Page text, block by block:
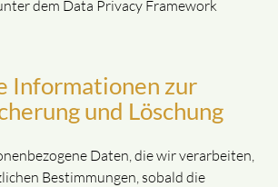
dem Data Privacy Framework
Informationen zur
und Löschung
Daten, die wir verarbeiten,
Bestimmungen, sobald die